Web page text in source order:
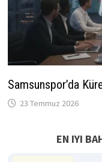
Samsunspor’da
23 Temmuz 2026
EN IYI